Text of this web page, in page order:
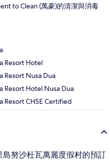
to Clean (萬豪)的清潔與消毒
Resort Hotel
Resort Nusa Dua
Resort Hotel Nusa Dua
Resort CHSE Certified
努沙杜瓦萬麗度假村的預訂